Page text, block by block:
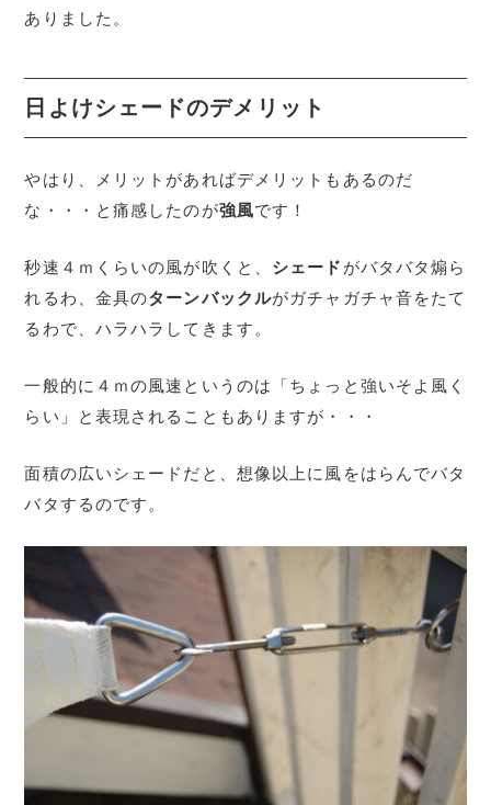
ありました。
日よけシェードのデメリット
やはり、メリットがあればデメリットもあるのだ
な・・・と痛感したのが強風です！
秒速４ｍくらいの風が吹くと、 シェード がバタバタ煽ら
れるわ、金具のターンバックルがガチャガチャ音をたて
るわで、ハラハラしてきます。
一般的に４ｍの風速というのは「ちょっと強いそよ風く
らい」と表現されることもありますが・・・
面積の広いシェードだと、想像以上に風をはらんでバタ
バタするのです。